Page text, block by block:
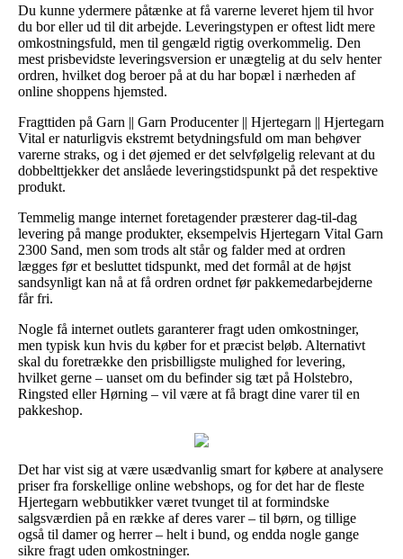
Du kunne ydermere påtænke at få varerne leveret hjem til hvor
du bor eller ud til dit arbejde. Leveringstypen er oftest lidt mere
omkostningsfuld, men til gengæld rigtig overkommelig. Den
mest prisbevidste leveringsversion er unægtelig at du selv henter
ordren, hvilket dog beroer på at du har bopæl i nærheden af
online shoppens hjemsted.
Fragttiden på Garn || Garn Producenter || Hjertegarn || Hjertegarn
Vital er naturligvis ekstremt betydningsfuld om man behøver
varerne straks, og i det øjemed er det selvfølgelig relevant at du
dobbelttjekker det anslåede leveringstidspunkt på det respektive
produkt.
Temmelig mange internet foretagender præsterer dag-til-dag
levering på mange produkter, eksempelvis Hjertegarn Vital Garn
2300 Sand, men som trods alt står og falder med at ordren
lægges før et besluttet tidspunkt, med det formål at de højst
sandsynligt kan nå at få ordren ordnet før pakkemedarbejderne
får fri.
Nogle få internet outlets garanterer fragt uden omkostninger,
men typisk kun hvis du køber for et præcist beløb. Alternativt
skal du foretrække den prisbilligste mulighed for levering,
hvilket gerne – uanset om du befinder sig tæt på Holstebro,
Ringsted eller Hørning – vil være at få bragt dine varer til en
pakkeshop.
Det har vist sig at være usædvanlig smart for købere at analysere
priser fra forskellige online webshops, og for det har de fleste
Hjertegarn webbutikker været tvunget til at formindske
salgsværdien på en række af deres varer – til børn, og tillige
også til damer og herrer – helt i bund, og endda nogle gange
sikre fragt uden omkostninger.